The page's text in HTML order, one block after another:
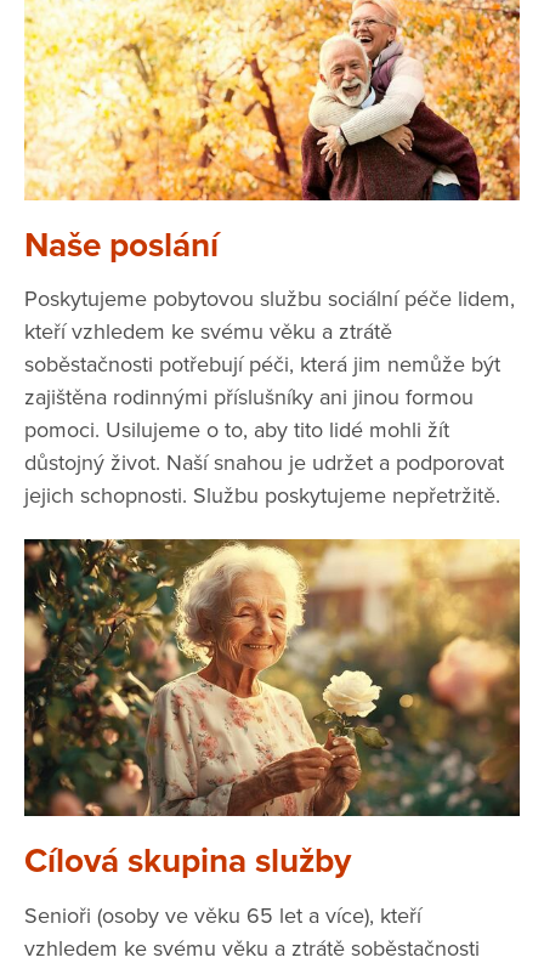
Naše poslání
Poskytujeme pobytovou službu sociální péče lidem,
kteří vzhledem ke svému věku a ztrátě
soběstačnosti potřebují péči, která jim nemůže být
zajištěna rodinnými příslušníky ani jinou formou
pomoci. Usilujeme o to, aby tito lidé mohli žít
důstojný život. Naší snahou je udržet a podporovat
jejich schopnosti. Službu poskytujeme nepřetržitě.
Cílová skupina služby
Senioři (osoby ve věku 65 let a více), kteří
vzhledem ke svému věku a ztrátě soběstačnosti